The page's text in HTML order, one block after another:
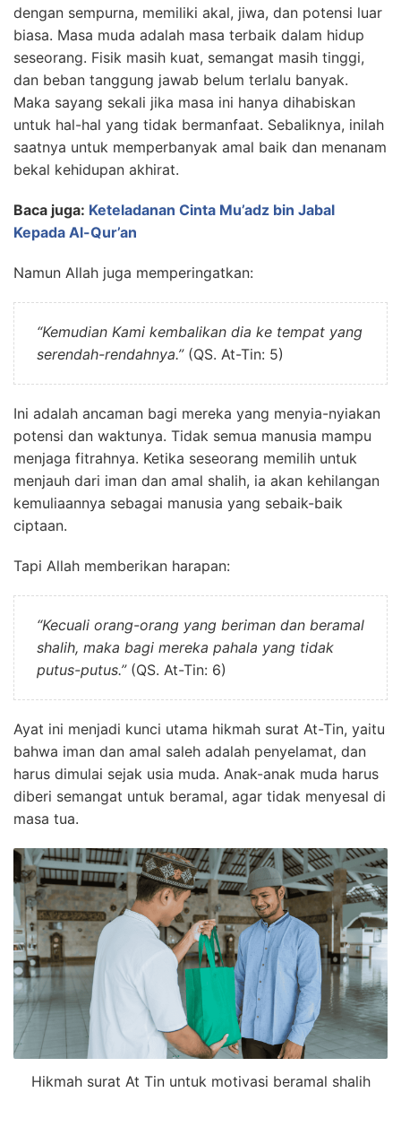
dengan sempurna, memiliki akal, jiwa, dan potensi luar
biasa. Masa muda adalah masa terbaik dalam hidup
seseorang. Fisik masih kuat, semangat masih tinggi,
dan beban tanggung jawab belum terlalu banyak.
Maka sayang sekali jika masa ini hanya dihabiskan
untuk hal-hal yang tidak bermanfaat. Sebaliknya, inilah
saatnya untuk memperbanyak amal baik dan menanam
bekal kehidupan akhirat.
Baca juga: Keteladanan Cinta Mu’adz bin Jabal
Kepada Al-Qur’an
Namun Allah juga memperingatkan:
“Kemudian Kami kembalikan dia ke tempat yang
serendah-rendahnya.”(QS. At-Tin: 5)
Ini adalah ancaman bagi mereka yang menyia-nyiakan
potensi dan waktunya. Tidak semua manusia mampu
menjaga fitrahnya. Ketika seseorang memilih untuk
menjauh dari iman dan amal shalih, ia akan kehilangan
kemuliaannya sebagai manusia yang sebaik-baik
ciptaan.
Tapi Allah memberikan harapan:
“Kecuali orang-orang yang beriman dan beramal
shalih, maka bagi mereka pahala yang tidak
putus-putus.”(QS. At-Tin: 6)
Ayat ini menjadi kunci utama hikmah surat At-Tin, yaitu
bahwa iman dan amal saleh adalah penyelamat, dan
harus dimulai sejak usia muda. Anak-anak muda harus
diberi semangat untuk beramal, agar tidak menyesal di
masa tua.
Hikmah surat At Tin untuk motivasi beramal shalih